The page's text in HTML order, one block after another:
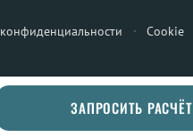
· Cookie
ЗАПРОСИТЬ РАСЧЁТ